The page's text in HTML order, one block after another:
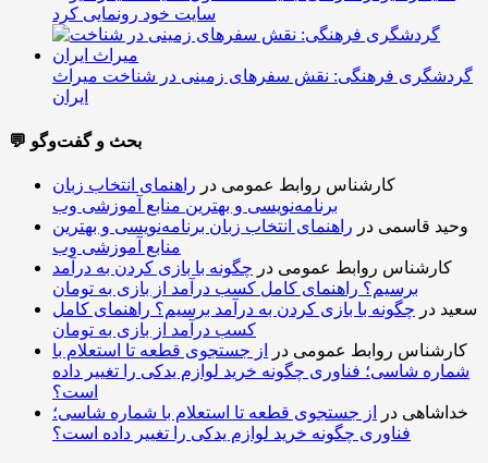
سایت خود رونمایی کرد
گردشگری فرهنگی: نقش سفرهای زمینی در شناخت میراث
ایران
💬 بحث و گفت‌وگو
کارشناس روابط عمومی در راهنمای انتخاب زبان
برنامه‌نویسی و بهترین منابع آموزشی وب
وحید قاسمی در راهنمای انتخاب زبان برنامه‌نویسی و بهترین
منابع آموزشی وب
کارشناس روابط عمومی در چگونه با بازی کردن به درآمد
برسیم؟ راهنمای کامل کسب درآمد از بازی به تومان
سعید در چگونه با بازی کردن به درآمد برسیم؟ راهنمای کامل
کسب درآمد از بازی به تومان
کارشناس روابط عمومی در
از جستجوی قطعه تا استعلام با
شماره شاسی؛ فناوری چگونه خرید لوازم یدکی را تغییر داده
است؟
خداشاهی در
از جستجوی قطعه تا استعلام با شماره شاسی؛
فناوری چگونه خرید لوازم یدکی را تغییر داده است؟